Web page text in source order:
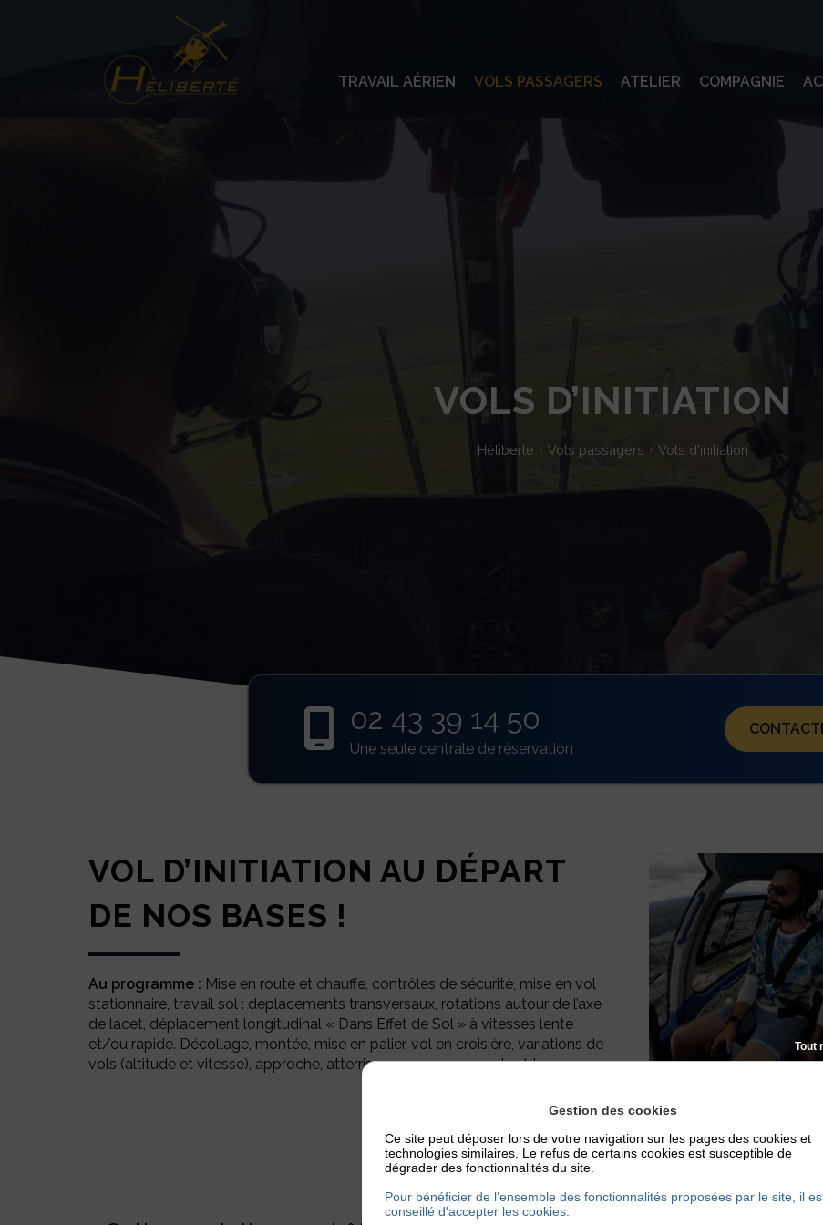
TRAVAIL AÉRIEN VOLS PASSAGERS ATELIER COMPAGNIE
VOLS D’INITIATION
Héliberté Vols passagers Vols d’initiation
 02 43 39 14 50
Une seule centrale de réservation
VOL D’INITIATION AU DÉPART
DE NOS BASES !
Au programme : Mise en route et chauffe, contrôles de sécurité, mise en vol
stationnaire, travail sol : déplacements transversaux, rotations autour de l’axe
de lacet, déplacement longitudinal « Dans Effet de Sol » à vitesses lente
et/ou rapide. Décollage, montée, mise en palier, vol en croisière, variations de
vols (altitude et vitesse), approche, atterrissage : vous saurez tout !
Un vol personnalisé selon vos envies
Gestion des cookies
Ce site peut déposer lors de votre navigation sur les pages des cookies et
technologies similaires. Le refus de certains cookies est susceptible de
dégrader des fonctionnalités du site.
Pour bénéficier de l’ensemble des fonctionnalités proposées par le site, il
conseillé d'accepter les cookies.
Tout